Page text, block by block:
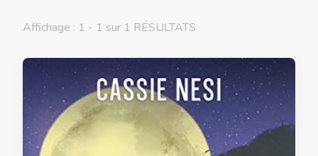
Affichage : 1 - 1 sur 1 RÉSULTATS